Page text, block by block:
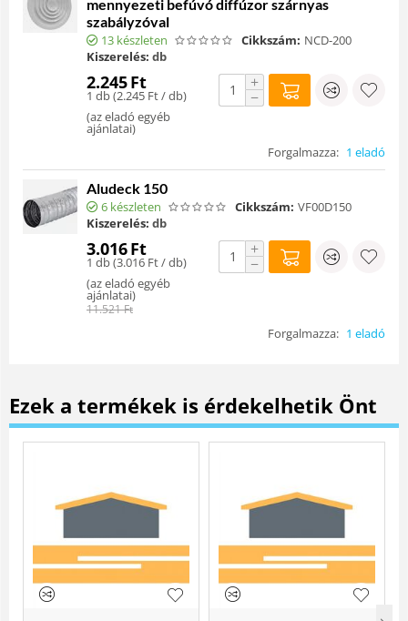
mennyezeti befúvó diffúzor szárnyas
szabályzóval
13 készleten Cikkszám: NCD-200
Kiszerelés: db
2.245Ft
1 db (2.245 Ft/ db)
(az eladó egyéb
ajánlatai)
+
−
Forgalmazza: 1 eladó
Aludeck 150
6 készleten Cikkszám: VF00D150
Kiszerelés: db
3.016Ft
1 db (3.016 Ft/ db)
(az eladó egyéb
ajánlatai)
11.521Ft
+
−
Forgalmazza: 1 eladó
Ezek a termékek is érdekelhetik Önt